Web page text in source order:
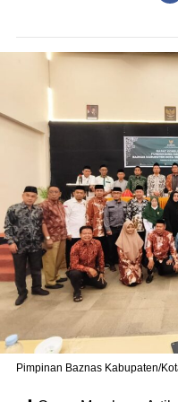
Pimpinan Baznas Kabupaten/